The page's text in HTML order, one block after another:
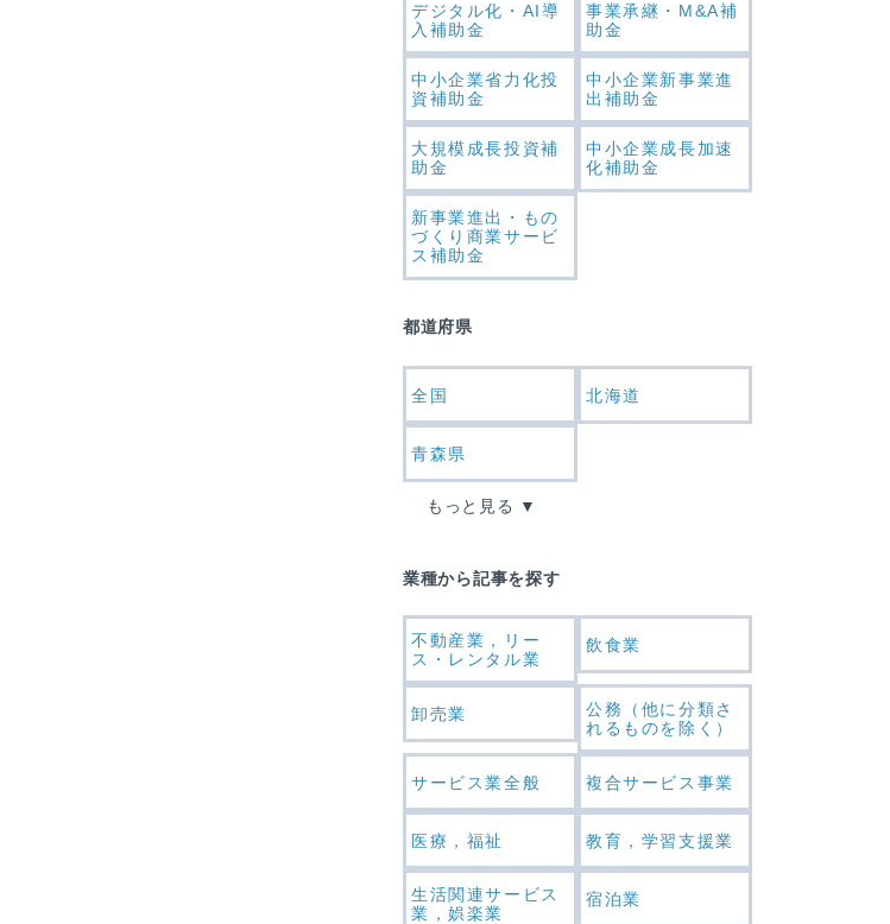
デジタル化・AI導
入補助金
事業承継・M&A補
助金
中小企業省力化投
資補助金
中小企業新事業進
出補助金
大規模成長投資補
助金
中小企業成長加速
化補助金
新事業進出・もの
づくり商業サービ
ス補助金
都道府県
全国 北海道
青森県
もっと見る
業種から記事を探す
不動産業，リー
ス・レンタル業
飲食業
卸売業
公務（他に分類さ
れるものを除く）
サービス業全般 複合サービス事業
医療，福祉 教育，学習支援業
生活関連サービス
業，娯楽業
宿泊業